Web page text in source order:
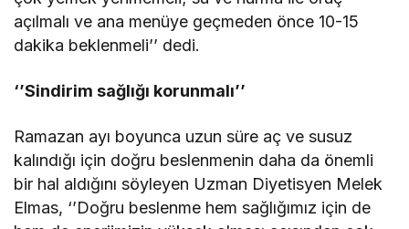
açılmalı ve ana menüye geçmeden önce 10-15
dakika beklenmeli’’ dedi.
‘’Sindirim sağlığı korunmalı’’
Ramazan ayı boyunca uzun süre aç ve susuz
kalındığı için doğru beslenmenin daha da önemli
bir hal aldığını söyleyen Uzman Diyetisyen Melek
Elmas, ‘’Doğru beslenme hem sağlığımız için de